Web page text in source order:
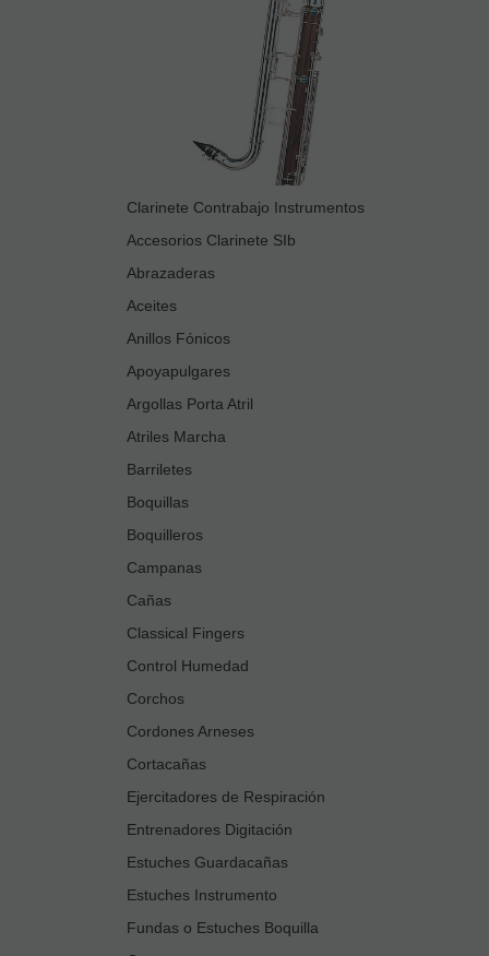
Clarinete Contrabajo Instrumentos
Accesorios Clarinete SIb
Abrazaderas
Aceites
Anillos Fónicos
Apoyapulgares
Argollas Porta Atril
Atriles Marcha
Barriletes
Boquillas
Boquilleros
Campanas
Cañas
Classical Fingers
Control Humedad
Corchos
Cordones Arneses
Cortacañas
Ejercitadores de Respiración
Entrenadores Digitación
Estuches Guardacañas
Estuches Instrumento
Fundas o Estuches Boquilla